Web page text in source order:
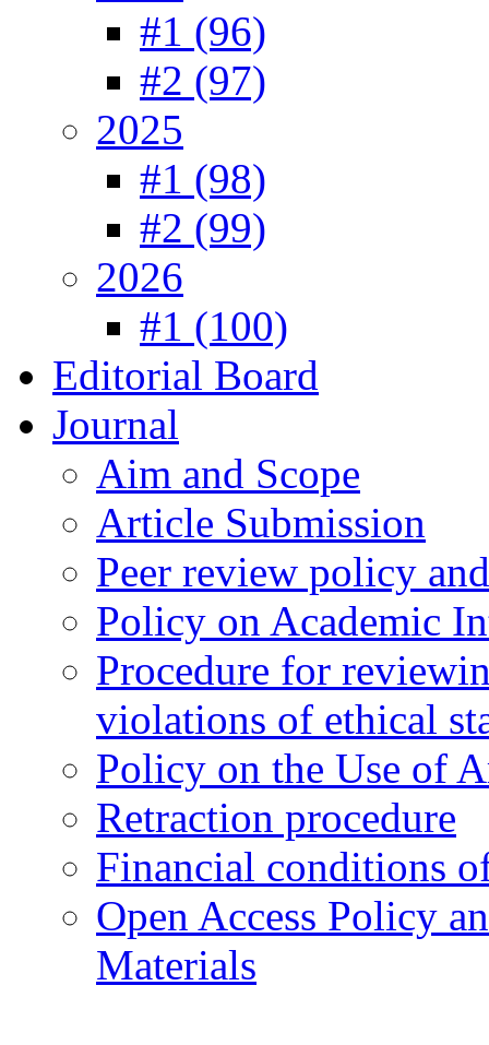
#1 (96)
#2 (97)
2025
#1 (98)
#2 (99)
2026
#1 (100)
Editorial Board
Journal
Aim and Scope
Article Submission
Peer review policy
Policy on Academic
Procedure for
violations of ethical
Policy on the Use of
Retraction procedure
Financial conditions
Open Access Policy
Materials